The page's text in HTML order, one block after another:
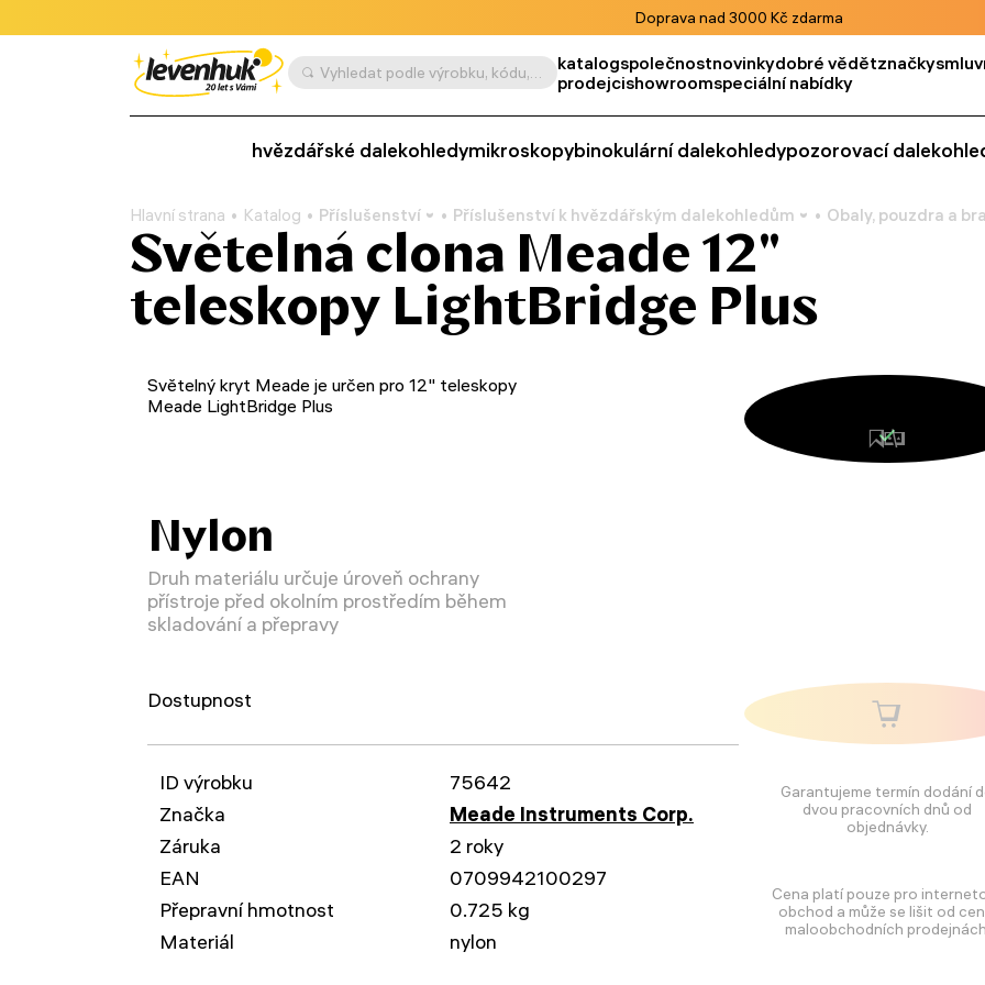
Doprava nad 3000 Kč zdarma
Vyhledat podle výrobku, kódu, kategorie apod. katalogspolečnostnovinkydobré vědětznačky
prodejcishowroomspeciální nabídky
hvězdářské dalekohledymikroskopybinokulární dalekohledypozorovací
Hlavní strana Katalog Příslušenství Příslušenství k hvězdářským dalekohledům Obaly, pouzdra a
Světelná clona Meade 12"
teleskopy LightBridge Plus
Garantujeme termín dodání
dvou pracovních dnů od
objednávky.
Cena platí pouze pro
obchod a může se lišit od
maloobchodních
Světelný kryt Meade je určen pro 12" teleskopy
Meade LightBridge Plus
Nylon
Druh materiálu určuje úroveň ochrany
přístroje před okolním prostředím během
skladování a přepravy
Dostupnost
ID výrobku
75642
Značka
Meade Instruments Corp.
Záruka
2 roky
EAN
0709942100297
Přepravní hmotnost
0.725 kg
Materiál
nylon